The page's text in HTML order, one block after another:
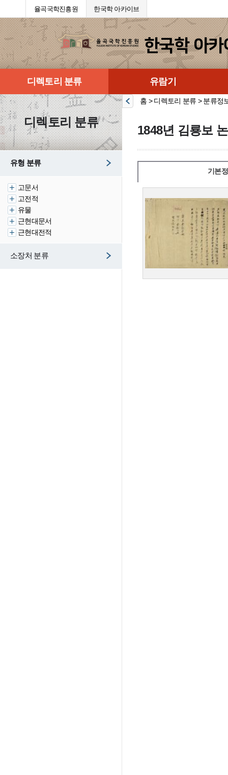
율곡국학진흥원 한국학 아카이브
디렉토리 분류 유람기
디렉토리 분류
유형 분류
고문서
고전적
유물
근현대문서
근현대전적
소장처 분류
홈 > 디렉토리 분류 > 분류정
1848년 김룡보
기본